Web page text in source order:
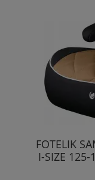
FOTELIK
I-SIZE 125-